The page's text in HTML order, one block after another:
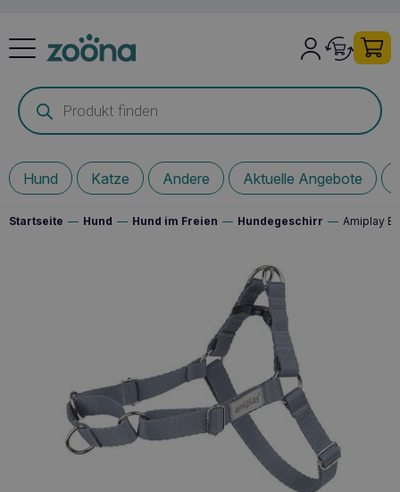
Products
search
Hund Katze Andere Aktuelle Angebote
Startseite — Hund — Hund im Freien — Hundegeschirr — Amiplay